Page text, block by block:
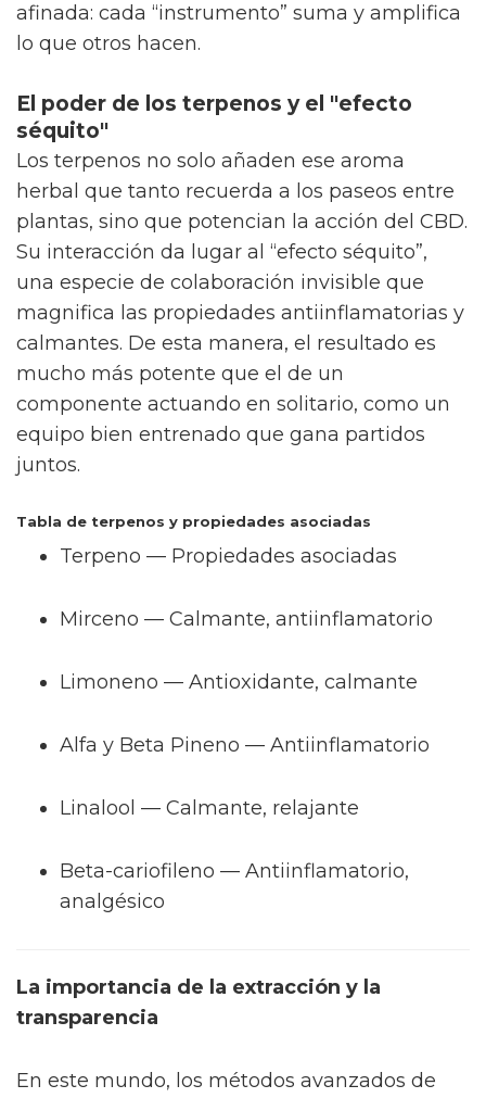
afinada: cada “instrumento” suma y amplifica
lo que otros hacen.
El poder de los terpenos y el "efecto
séquito"
Los terpenos no solo añaden ese aroma
herbal que tanto recuerda a los paseos entre
plantas, sino que potencian la acción del CBD.
Su interacción da lugar al “efecto séquito”,
una especie de colaboración invisible que
magnifica las propiedades antiinflamatorias y
calmantes. De esta manera, el resultado es
mucho más potente que el de un
componente actuando en solitario, como un
equipo bien entrenado que gana partidos
juntos.
Tabla de terpenos y propiedades asociadas
Terpeno — Propiedades asociadas
Mirceno — Calmante, antiinflamatorio
Limoneno — Antioxidante, calmante
Alfa y Beta Pineno — Antiinflamatorio
Linalool — Calmante, relajante
Beta-cariofileno — Antiinflamatorio,
analgésico
La importancia de la extracción y la
transparencia
En este mundo, los métodos avanzados de